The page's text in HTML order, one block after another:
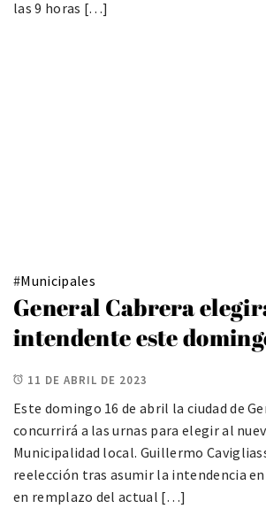
las 9 horas […]
#Municipales
General Cabrera
intendente este
11 DE ABRIL DE 2023
Este domingo 16 de abril la ciudad de
concurrirá a las urnas para elegir al
Municipalidad local. Guillermo
reelección tras asumir la intendencia en
en remplazo del actual […]